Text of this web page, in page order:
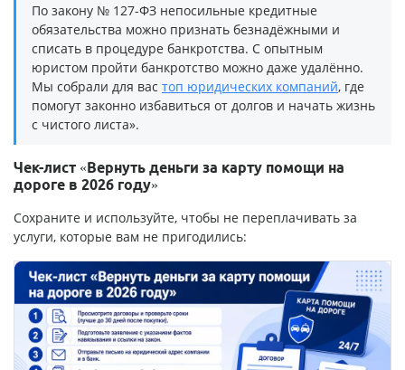
По закону № 127-ФЗ непосильные кредитные
обязательства можно признать безнадёжными и
списать в процедуре банкротства. С опытным
юристом пройти банкротство можно даже удалённо.
Мы собрали для вас топ юридических компаний, где
помогут законно избавиться от долгов и начать жизнь
с чистого листа».
Чек-лист «Вернуть деньги за карту помощи на
дороге в 2026 году»
Сохраните и используйте, чтобы не переплачивать за
услуги, которые вам не пригодились: